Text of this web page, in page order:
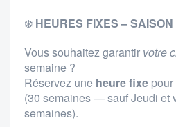
❄️ HEURES FIXES –
Vous souhaitez garantir votre
semaine ?
Réservez une heure fixe
(30 semaines — sauf Jeudi et
semaines).